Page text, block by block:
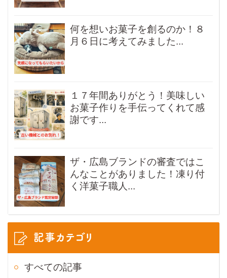
何を想いお菓子を創るのか！８
月６日に考えてみました...
１７年間ありがとう！美味しい
お菓子作りを手伝ってくれて感
謝です...
ザ・広島ブランドの審査ではこ
んなことがありました！凍り付
く洋菓子職人...
記事カテゴリ
すべての記事